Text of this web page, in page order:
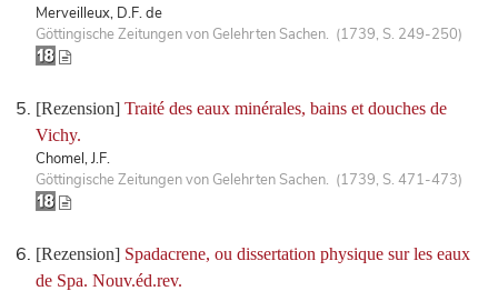
Merveilleux, D.F. de
Göttingische Zeitungen von Gelehrten Sachen. (1739, S. 249-250)
[Rezension] Traité des eaux minérales, bains et douches de
Vichy.
Chomel, J.F.
Göttingische Zeitungen von Gelehrten Sachen. (1739, S. 471-473)
[Rezension] Spadacrene, ou dissertation physique sur les eaux
de Spa. Nouv.éd.rev.